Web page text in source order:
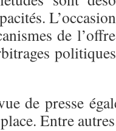
de
de presse
Entre